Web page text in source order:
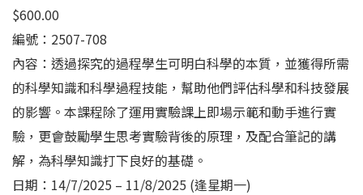
$600.00
編號：2507-708
內容：透過探究的過程學生可明白科學的本質，並獲得所需
的科學知識和科學過程技能，幫助他們評估科學和科技發展
的影響。本課程除了運用實驗課上即場示範和動手進行實
驗，更會鼓勵學生思考實驗背後的原理，及配合筆記的講
解，為科學知識打下良好的基礎。
日期：14/7/2025 – 11/8/2025 (逢星期一)